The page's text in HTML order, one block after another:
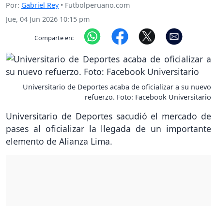
Por: Gabriel Rey• Futbolperuano.com
Jue, 04 Jun 2026 10:15 pm
Comparte en:
Universitario de Deportes acaba de oficializar a su nuevo
refuerzo. Foto: Facebook Universitario
Universitario de Deportes sacudió el mercado de
pases al oficializar la llegada de un importante
elemento de Alianza Lima.